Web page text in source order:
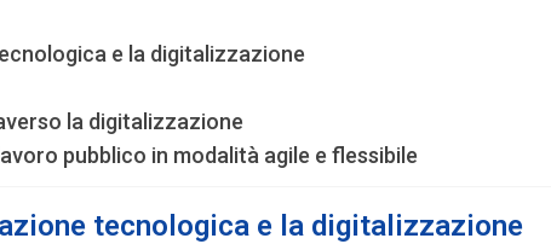
e la digitalizzazione
la digitalizzazione
pubblico in modalità agile e flessibile
tecnologica e la digitalizzazione